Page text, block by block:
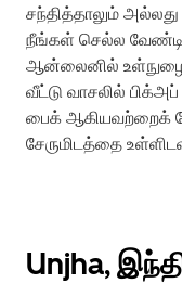
சந்தித்தாலும்
நீங்கள் செல்ல
ஆன்லைனில்
வீட்டு வாசலில்
பைக் ஆகியவற்றைக்
சேருமிடத்தை
Unjha,